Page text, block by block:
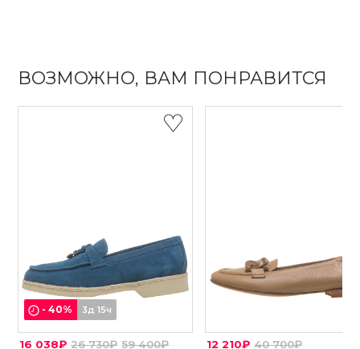
ВОЗМОЖНО, ВАМ ПОНРАВИТСЯ
-40% 3д 15ч
16 038₽ 26 730₽ 59 400₽ 12 210₽ 40 700₽